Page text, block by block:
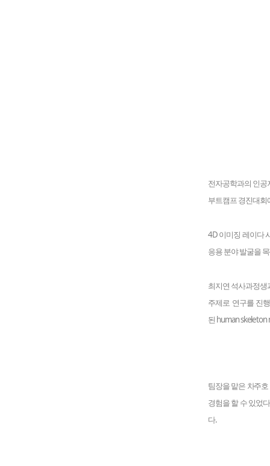
전자공학과의 인공
부트캠프 경진대회
4D이미징 레이다
응용 분야 발굴을
최지연 석사과정생
주제로 연구를 진
된 human skeleton
팀장을 맡은 차주
경험을 할 수 있었다
다.